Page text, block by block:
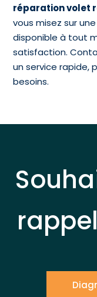
réparation volet
vous misez sur
disponible à tout
satisfaction.
un service rapide,
besoins.